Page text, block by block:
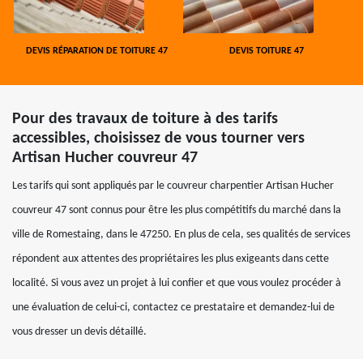
DEVIS RÉPARATION DE TOITURE 47 DEVIS TOITURE 47
Pour des travaux de toiture à des tarifs
accessibles, choisissez de vous tourner vers
Artisan Hucher couvreur 47
Les tarifs qui sont appliqués par le couvreur charpentier Artisan Hucher
couvreur 47 sont connus pour être les plus compétitifs du marché dans la
ville de Romestaing, dans le 47250. En plus de cela, ses qualités de services
répondent aux attentes des propriétaires les plus exigeants dans cette
localité. Si vous avez un projet à lui confier et que vous voulez procéder à
une évaluation de celui-ci, contactez ce prestataire et demandez-lui de
vous dresser un devis détaillé.